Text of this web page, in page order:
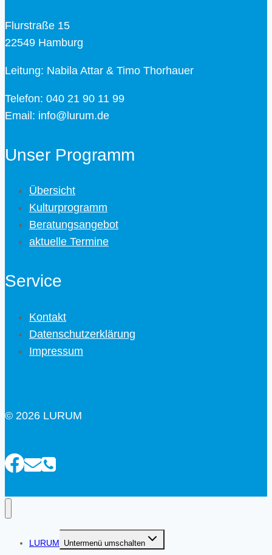
Flurstraße 15
22549 Hamburg
Leitung: Nabila Attar & Timo Thorhauer
Telefon: 040 21 90 11 99
Email: info@lurum.de
Unser Programm
Übersicht
Kulturprogramm
Beratungsangebot
aktuelle Termine
Service
Kontakt
Datenschutzerklärung
Impressum
© 2026 LURUM
LURUM Untermenü umschalten